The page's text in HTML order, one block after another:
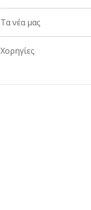
Τα νέα μας
Χορηγίες